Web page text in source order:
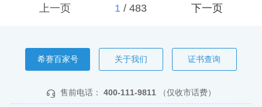
上一页 1/ 483 下一页
希赛百家号 关于我们 证书查询
售前电话： 400-111-9811 （仅收市话费）